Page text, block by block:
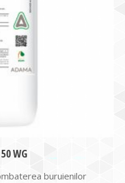
WG
buruienilor